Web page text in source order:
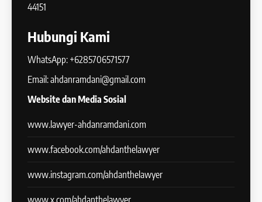
44151
Hubungi Kami
WhatsApp: +6285706571577
Email: ahdanramdani@gmail.com
Website dan Media Sosial
www.lawyer-ahdanramdani.com
www.facebook.com/ahdanthelawyer
www.instagram.com/ahdanthelawyer
www.x.com/ahdanthelawyer